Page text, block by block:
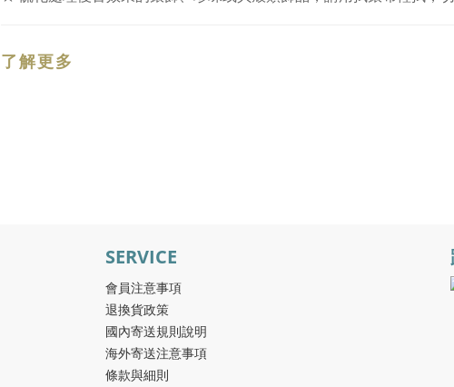
了解更多
SERVICE
會員注意事項
退換貨政策
國內寄送規則說明
海外寄送注意事項
條款與細則